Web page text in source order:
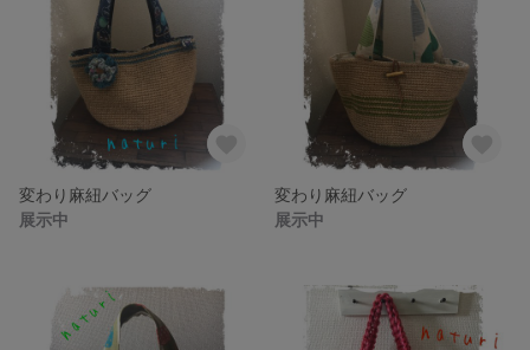
変わり麻紐バッグ
展示中
変わり麻紐バッグ
展示中